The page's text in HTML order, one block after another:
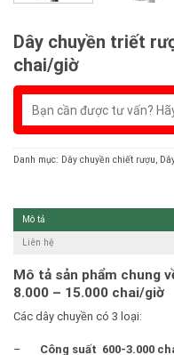
Dây chuyền triết
chai/giờ
Danh mục: Dây chuyền chiết rượu,
Mô tả
Liên hệ
Mô tả sản phẩm chung
8.000 – 15.000 chai/giờ
Các dây chuyền có 3 loại:
– Công suất 600-3.000